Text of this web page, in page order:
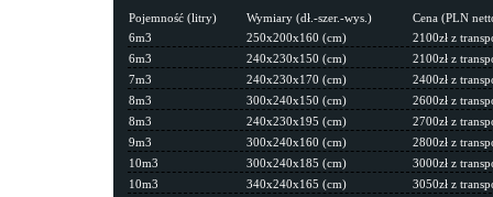
Pojemność (litry) Wymiary (dł.-szer.-wys.)
Cena (PLN
6m3
250x200x160 (cm)
2100zł z
6m3
240x230x150 (cm)
2100zł z
7m3
240x230x170 (cm)
2400zł z
8m3
300x240x150 (cm)
2600zł z
8m3
240x230x195 (cm)
2700zł z
9m3
300x240x160 (cm)
2800zł z
10m3
300x240x185 (cm)
3000zł z
10m3
340x240x165 (cm)
3050zł z